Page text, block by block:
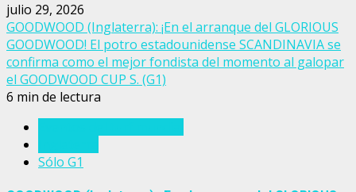
julio 29, 2026
GOODWOOD (Inglaterra): ¡En el arranque del GLORIOUS
GOODWOOD! El potro estadounidense SCANDINAVIA se
confirma como el mejor fondista del momento al galopar
el GOODWOOD CUP S. (G1)
6 min de lectura
Sólo G1